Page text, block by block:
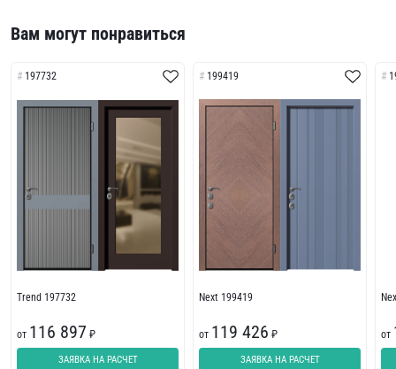
Вам могут понравиться
197732
Trend 197732
от 116 897 ₽
ЗАЯВКА НА РАСЧЕТ
199419
Next 199419
от 119 426 ₽
ЗАЯВКА НА РАСЧЕТ
от